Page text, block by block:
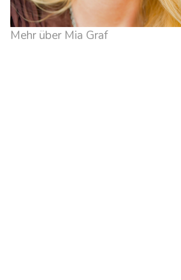
Mehr über Mia Graf